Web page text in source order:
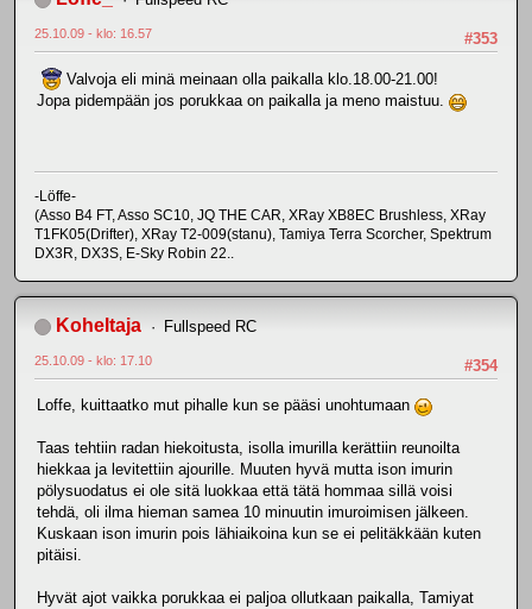
#353
25.10.09 - klo: 16.57
Valvoja eli minä meinaan olla paikalla klo.18.00-21.00!
Jopa pidempään jos porukkaa on paikalla ja meno maistuu.
-Löffe-
(Asso B4 FT, Asso SC10, JQ THE CAR, XRay XB8EC Brushless, XRay
T1FK05(Drifter), XRay T2-009(stanu), Tamiya Terra Scorcher, Spektrum
DX3R, DX3S, E-Sky Robin 22..
Koheltaja Fullspeed RC
#354
25.10.09 - klo: 17.10
Loffe, kuittaatko mut pihalle kun se pääsi unohtumaan
Taas tehtiin radan hiekoitusta, isolla imurilla kerättiin reunoilta
hiekkaa ja levitettiin ajourille. Muuten hyvä mutta ison imurin
pölysuodatus ei ole sitä luokkaa että tätä hommaa sillä voisi
tehdä, oli ilma hieman samea 10 minuutin imuroimisen jälkeen.
Kuskaan ison imurin pois lähiaikoina kun se ei pelitäkkään kuten
pitäisi.
Hyvät ajot vaikka porukkaa ei paljoa ollutkaan paikalla, Tamiyat